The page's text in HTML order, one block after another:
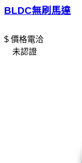
BLDC無刷馬達
$ 價格電洽
未認證